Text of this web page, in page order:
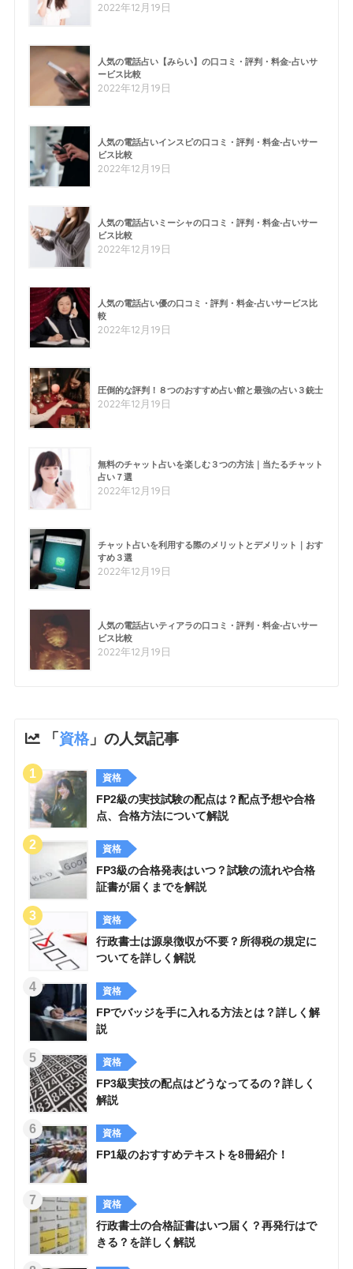
2022年12月19日
人気の電話占い【みらい】の口コミ・評判・料金-占いサ
ービス比較
2022年12月19日
人気の電話占いインスピの口コミ・評判・料金-占いサー
ビス比較
2022年12月19日
人気の電話占いミーシャの口コミ・評判・料金-占いサー
ビス比較
2022年12月19日
人気の電話占い優の口コミ・評判・料金-占いサービス比
較
2022年12月19日
圧倒的な評判！８つのおすすめ占い館と最強の占い３銃士
2022年12月19日
無料のチャット占いを楽しむ３つの方法｜当たるチャット
占い７選
2022年12月19日
チャット占いを利用する際のメリットとデメリット｜おす
すめ３選
2022年12月19日
人気の電話占いティアラの口コミ・評判・料金-占いサー
ビス比較
2022年12月19日
「資格」の人気記事
資格
FP2級の実技試験の配点は？配点予想や合格
点、合格方法について解説
資格
FP3級の合格発表はいつ？試験の流れや合格
証書が届くまでを解説
資格
行政書士は源泉徴収が不要？所得税の規定に
ついてを詳しく解説
資格
FPでバッジを手に入れる方法とは？詳しく解
説
資格
FP3級実技の配点はどうなってるの？詳しく
解説
資格
FP1級のおすすめテキストを8冊紹介！
資格
行政書士の合格証書はいつ届く？再発行はで
きる？を詳しく解説